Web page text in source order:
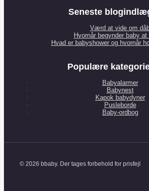
Seneste
Værd at vide om
Hvornår begynder baby at
Hvad er babyshower og hvornår
Populære
Babyalarmer
Babynest
Kapok babydyner
Pusleborde
Baby-ordbog
© 2026 bbaby. Der tages forbehold for prisfejl